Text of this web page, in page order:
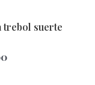
trebol suerte